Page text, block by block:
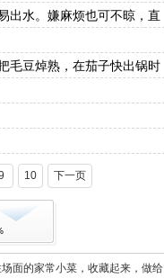
水。嫌麻烦也可不晾，直
豆焯熟，在茄子快出锅时
10 下一页
面的家常小菜，收藏起来，做给